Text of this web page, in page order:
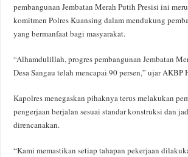
pembangunan Jembatan Merah Putih Presisi ini
komitmen Polres Kuansing dalam mendukung
yang bermanfaat bagi masyarakat.
“Alhamdulillah, progres pembangunan Jembatan
Desa Sangau telah mencapai 90 persen,” ujar AKBP
Kapolres menegaskan pihaknya terus melakukan
pengerjaan berjalan sesuai standar konstruksi dan
direncanakan.
“Kami memastikan setiap tahapan pekerjaan